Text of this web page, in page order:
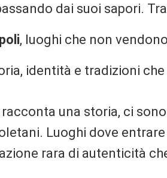
dai suoi sapori.
, luoghi che non
identità e tradizioni
una storia, ci
Luoghi dove
rara di autenticità